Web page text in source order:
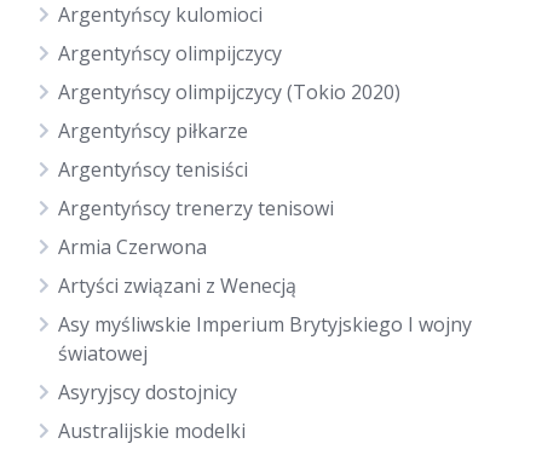
Argentyńscy kulomioci
Argentyńscy olimpijczycy
Argentyńscy olimpijczycy (Tokio 2020)
Argentyńscy piłkarze
Argentyńscy tenisiści
Argentyńscy trenerzy tenisowi
Armia Czerwona
Artyści związani z Wenecją
Asy myśliwskie Imperium Brytyjskiego I wojny
światowej
Asyryjscy dostojnicy
Australijskie modelki